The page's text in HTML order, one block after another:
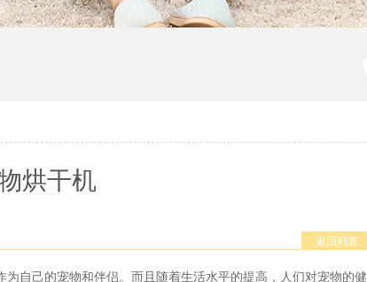
烘干机
返回列表
自己的宠物和伴侣。而且随着生活水平的提高，人们对宠物的健